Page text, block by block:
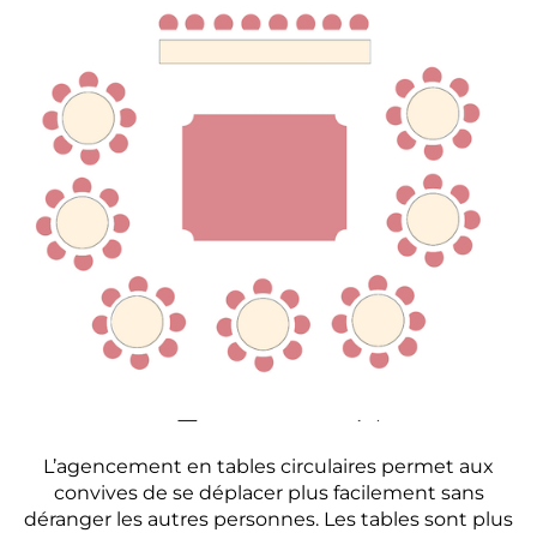
L’agencement en tables circulaires permet aux
convives de se déplacer plus facilement sans
déranger les autres personnes. Les tables sont plus